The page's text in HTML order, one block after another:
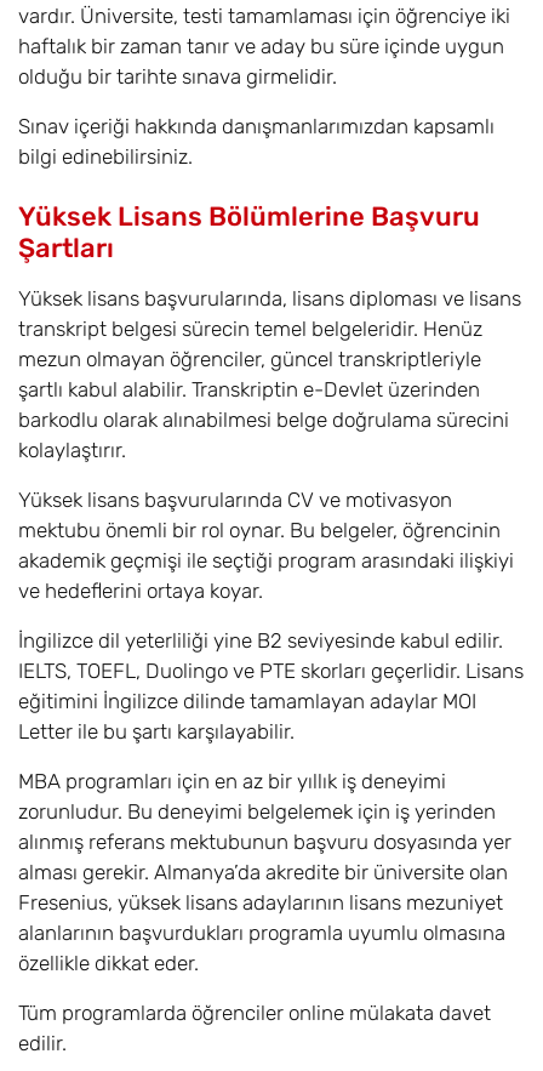
vardır. Üniversite, testi tamamlaması için öğrenciye iki
haftalık bir zaman tanır ve aday bu süre içinde uygun
olduğu bir tarihte sınava girmelidir.
Sınav içeriği hakkında danışmanlarımızdan kapsamlı
bilgi edinebilirsiniz.
Yüksek Lisans Bölümlerine Başvuru
Şartları
Yüksek lisans başvurularında, lisans diploması ve lisans
transkript belgesi sürecin temel belgeleridir. Henüz
mezun olmayan öğrenciler, güncel transkriptleriyle
şartlı kabul alabilir. Transkriptin e-Devlet üzerinden
barkodlu olarak alınabilmesi belge doğrulama sürecini
kolaylaştırır.
Yüksek lisans başvurularında CV ve motivasyon
mektubu önemli bir rol oynar. Bu belgeler, öğrencinin
akademik geçmişi ile seçtiği program arasındaki ilişkiyi
ve hedeflerini ortaya koyar.
İngilizce dil yeterliliği yine B2 seviyesinde kabul edilir.
IELTS, TOEFL, Duolingo ve PTE skorları geçerlidir. Lisans
eğitimini İngilizce dilinde tamamlayan adaylar MOI
Letter ile bu şartı karşılayabilir.
MBA programları için en az bir yıllık iş deneyimi
zorunludur. Bu deneyimi belgelemek için iş yerinden
alınmış referans mektubunun başvuru dosyasında yer
alması gerekir. Almanya’da akredite bir üniversite olan
Fresenius, yüksek lisans adaylarının lisans mezuniyet
alanlarının başvurdukları programla uyumlu olmasına
özellikle dikkat eder.
Tüm programlarda öğrenciler online mülakata davet
edilir.